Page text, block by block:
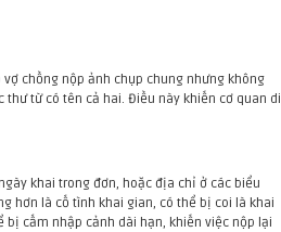
chồng nộp ảnh chụp chung nhưng không
từ có tên cả hai. Điều này khiến cơ quan di
khai trong đơn, hoặc địa chỉ ở các biểu
hơn là cố tình khai gian, có thể bị coi là khai
cấm nhập cảnh dài hạn, khiến việc nộp lại